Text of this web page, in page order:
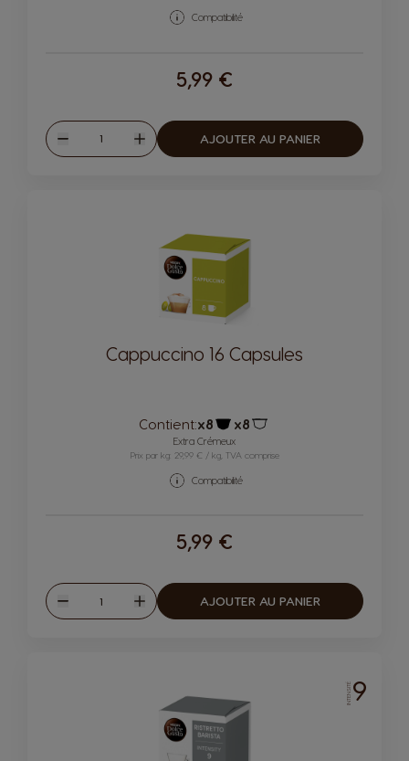
Compatibilité
5,99 €
Diminuer
Quantité
Augmenter
AJOUTER AU PANIER
Cappuccino 16 Capsules
Contient:x8
Icône capsules
x8
Extra Crémeux
Prix par kg: 29,99 € / kg, TVA comprise
Compatibilité
5,99 €
Diminuer
Quantité
Augmenter
AJOUTER AU PANIER
INTENSITÉ9